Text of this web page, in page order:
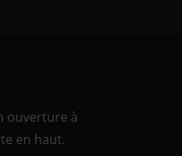
ouverture à
en haut.